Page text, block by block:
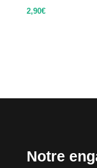
2,90€
Notre